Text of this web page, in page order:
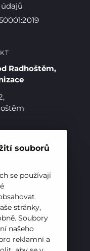
souborů
se používají
stránky,
Soubory
našeho
reklamní a
Radhoštěm,
Radhoštěm je